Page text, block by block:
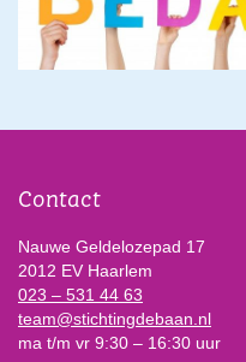
Contact
Nauwe Geldelozepad 17
2012 EV Haarlem
023 – 531 44 63
team@stichtingdebaan.nl
ma t/m vr 9:30 – 16:30 uur